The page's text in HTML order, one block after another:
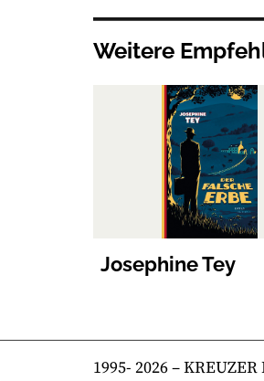
Weitere
Josephine Tey
1995- 2026–